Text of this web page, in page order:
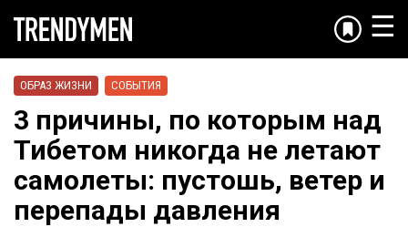
☰
ОБРАЗ ЖИЗНИ СОБЫТИЯ
3 причины, по которым над
Тибетом никогда не летают
самолеты: пустошь, ветер и
перепады давления